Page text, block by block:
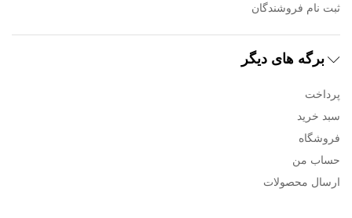
ثبت نام فروشندگان
برگه های دیگر
پرداخت
سبد خرید
فروشگاه
حساب من
ارسال محصولات